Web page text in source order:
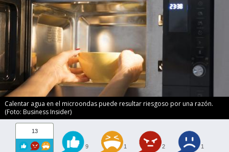
Calentar agua en el microondas puede resultar riesgoso por una razón.
(Foto: Business Insider)
13
9 1 2 1